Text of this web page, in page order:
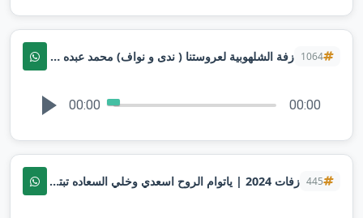
1064 زفة الشلهوبية لعروستنا ( ندى و نواف) محمد عبده 2025 | تنفيذ بالاسماء
00:00 00:00
445 زفات 2024 | ياتوام الروح اسعدي وخلي السعاده تبتدي | بصوت السالم | اهداء من اخت لاخته | تنفيذها بالاسماء